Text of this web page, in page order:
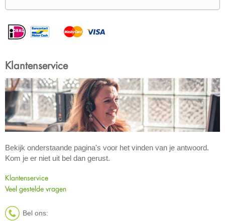
Klantenservice
Bekijk onderstaande pagina's voor het vinden van je antwoord.
Kom je er niet uit bel dan gerust.
Klantenservice
Veel gestelde vragen
Bel ons: